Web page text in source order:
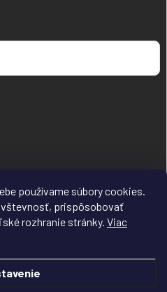
používame súbory cookies.
prispôsobovať
rozhranie stránky. Viac
INSTAGRAM